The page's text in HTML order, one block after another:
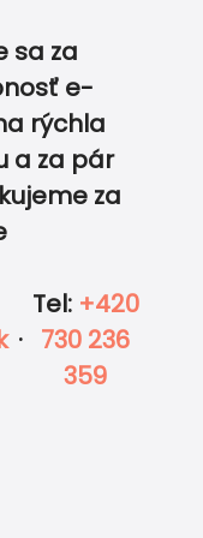
sa za
e-
rýchla
a za pár
za
·
Tel: +420
730 236
359
0
Vložiť do košíka
cenník